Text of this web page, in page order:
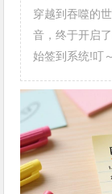
穿越到吞噬的
音，终于开启
始签到系统!叮